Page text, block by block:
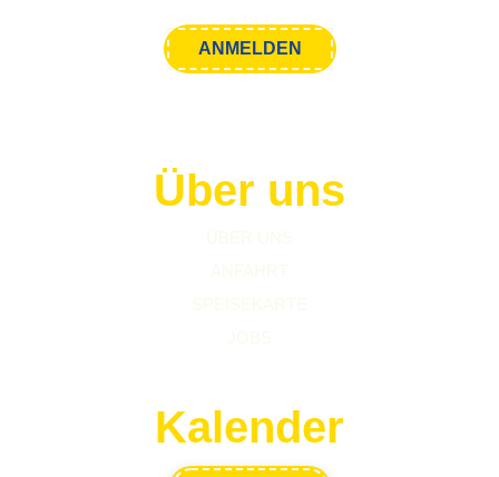
Über uns
Kalender